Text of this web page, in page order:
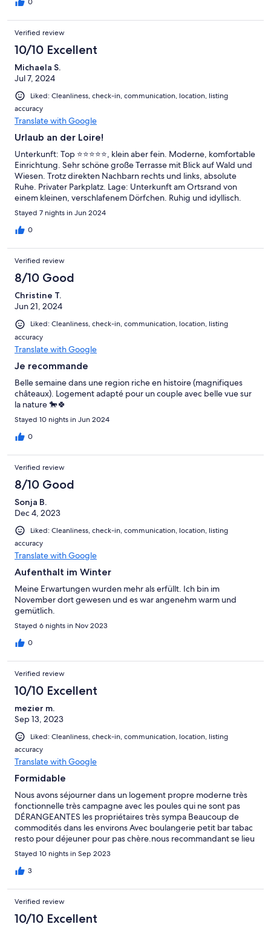
0
Verified review
10/10 Excellent
Michaela S.
Jul 7, 2024
Liked: Cleanliness, check-in, communication, location, listing
accuracy
Translate with Google
Urlaub an der Loire!
Unterkunft: Top ⭐️⭐️⭐️⭐️⭐️, klein aber fein. Moderne, komfortable
Einrichtung. Sehr schöne große Terrasse mit Blick auf Wald und
Wiesen. Trotz direkten Nachbarn rechts und links, absolute
Ruhe. Privater Parkplatz. Lage: Unterkunft am Ortsrand von
einem kleinen, verschlafenem Dörfchen. Ruhig und idyllisch.
Schnelle und unkomplizierte Anfahrt zu den Schlössern und
Châteaus rund um Blois und Amboise. Wer allerdings die
Schlösser und Châteaus im Umfeld von Tours und Saumur
Stayed 7 nights in Jun 2024
0
Verified review
8/10 Good
Christine T.
Jun 21, 2024
Liked: Cleanliness, check-in, communication, location, listing
accuracy
Translate with Google
Je recommande
Belle semaine dans une region riche en histoire (magnifiques
châteaux). Logement adapté pour un couple avec belle vue sur
la nature 🐎🍀
Stayed 10 nights in Jun 2024
0
Verified review
8/10 Good
Sonja B.
Dec 4, 2023
Liked: Cleanliness, check-in, communication, location, listing
accuracy
Translate with Google
Aufenthalt im Winter
Meine Erwartungen wurden mehr als erfüllt. Ich bin im
November dort gewesen und es war angenehm warm und
gemütlich.
Stayed 6 nights in Nov 2023
0
Verified review
10/10 Excellent
mezier m.
Sep 13, 2023
Liked: Cleanliness, check-in, communication, location, listing
accuracy
Translate with Google
Formidable
Nous avons séjourner dans un logement propre moderne très
fonctionnelle très campagne avec les poules qui ne sont pas
DÉRANGEANTES les propriétaires très sympa Beaucoup de
commodités dans les environs Avec boulangerie petit bar tabac
resto pour déjeuner pour pas chère.nous recommandant se lieu
Stayed 10 nights in Sep 2023
3
Verified review
10/10 Excellent